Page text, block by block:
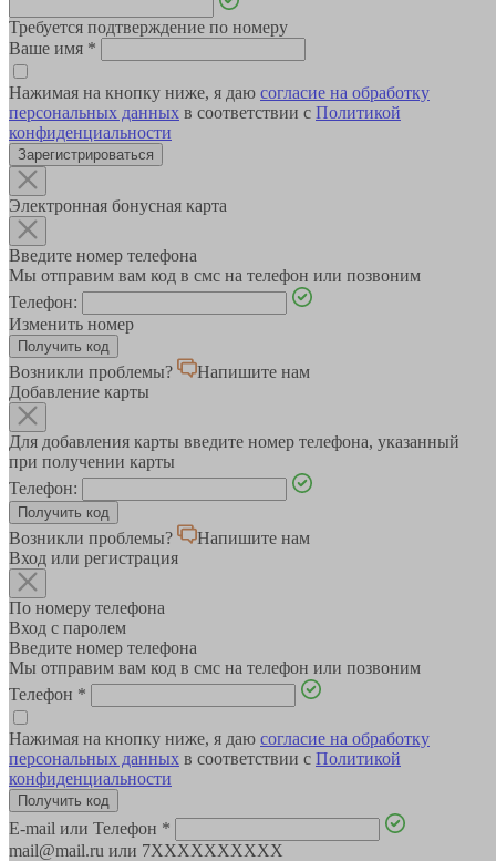
Требуется подтверждение по номеру
Ваше имя *
Нажимая на кнопку ниже, я даю согласие на обработку
персональных данных в соответствии с Политикой
конфиденциальности
Зарегистрироваться
Электронная бонусная карта
Введите номер телефона
Мы отправим вам код в смс на телефон или позвоним
Телефон:
Изменить номер
Возникли проблемы?
Напишите нам
Добавление карты
Для добавления карты введите номер телефона, указанный
при получении карты
Телефон:
Возникли проблемы?
Напишите нам
Вход или регистрация
По номеру телефона
Вход с паролем
Введите номер телефона
Мы отправим вам код в смс на телефон или позвоним
Телефон *
Нажимая на кнопку ниже, я даю согласие на обработку
персональных данных в соответствии с Политикой
конфиденциальности
E-mail или Телефон *
mail@mail.ru или 7XXXXXXXXXX